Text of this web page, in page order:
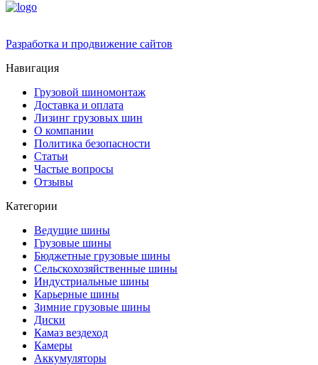
Разработка и продвижение сайтов
Навигация
Грузовой шиномонтаж
Доставка и оплата
Лизинг грузовых шин
О компании
Политика безопасности
Статьи
Частые вопросы
Отзывы
Категории
Ведущие шины
Грузовые шины
Бюджетные грузовые шины
Сельскохозяйственные шины
Индустриальные шины
Карьерные шины
Зимние грузовые шины
Диски
Камаз вездеход
Камеры
Аккумуляторы